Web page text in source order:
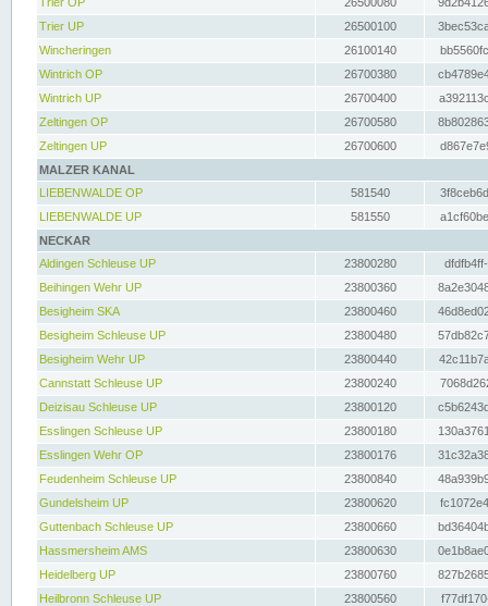
Trier UP
26500100
Wincheringen
26100140
Wintrich OP
26700380
Wintrich UP
26700400
Zeltingen OP
26700580
Zeltingen UP
26700600
MALZER KANAL
LIEBENWALDE OP
581540
LIEBENWALDE UP
581550
NECKAR
Aldingen Schleuse UP
23800280
Beihingen Wehr UP
23800360
Besigheim SKA
23800460
Besigheim Schleuse UP
23800480
Besigheim Wehr UP
23800440
Cannstatt Schleuse UP
23800240
Deizisau Schleuse UP
23800120
Esslingen Schleuse UP
23800180
Esslingen Wehr OP
23800176
Feudenheim Schleuse UP
23800840
Gundelsheim UP
23800620
Guttenbach Schleuse UP
23800660
Hassmersheim AMS
23800630
Heidelberg UP
23800760
Heilbronn Schleuse UP
23800560